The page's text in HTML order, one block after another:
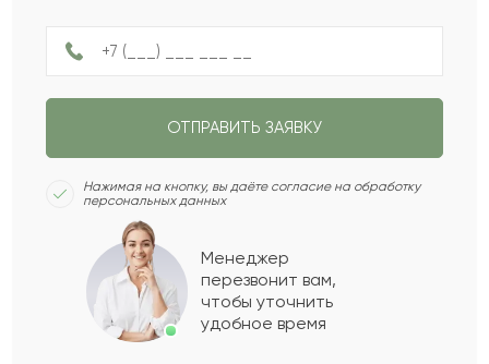
Л Лукий
Ангелина
Показать еще
ОТПРАВИТЬ ЗАЯВКУ
Нажимая на кнопку, вы даёте согласие на обработку
персональных данных
Менеджер
перезвонит вам,
чтобы уточнить
удобное время